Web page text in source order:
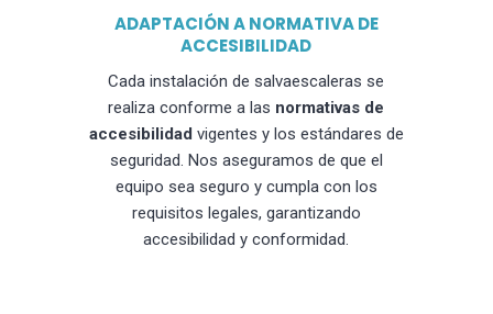
ADAPTACIÓN A NORMATIVA DE
ACCESIBILIDAD
Cada instalación de salvaescaleras se
realiza conforme a las normativas de
accesibilidad vigentes y los estándares de
seguridad. Nos aseguramos de que el
equipo sea seguro y cumpla con los
requisitos legales, garantizando
accesibilidad y conformidad.